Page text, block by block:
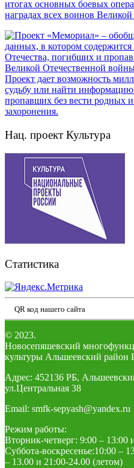
Нац. проект Культура
Статистика
QR код нашего сайта
© 2023.
Новосепяшевский
культуры Альшеевский район
Адрес: 452136 РБ,
ул.Центральная 38
Email: smfk-sepyash@yandex.ru
Режим работы:
Вторник-четверг: 9:00 – 13:00
Суббота-воскресенье:10:00 –
– 13.00 и 21:00-24.00 (летом)